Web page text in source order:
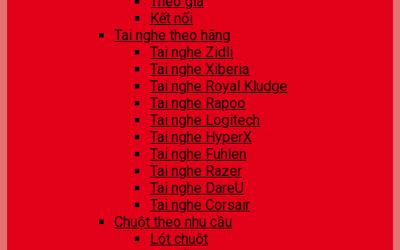
Kết nối
Tai nghe theo hãng
Tai nghe Zidli
Tai nghe Xiberia
Tai nghe Royal Kludge
Tai nghe Rapoo
Tai nghe Logitech
Tai nghe HyperX
Tai nghe Fuhlen
Tai nghe Razer
Tai nghe DareU
Tai nghe Corsair
Chuột theo nhu cầu
Lót chuột